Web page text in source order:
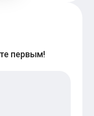
первым!